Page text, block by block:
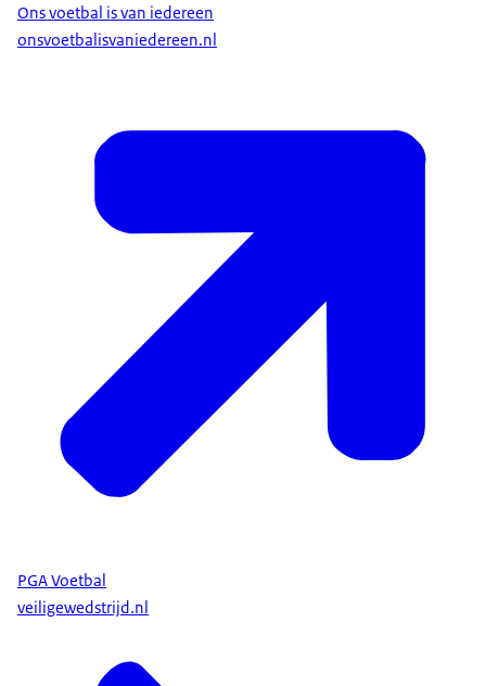
Ons voetbal is van iedereen
onsvoetbalisvaniedereen.nl
PGA Voetbal
veiligewedstrijd.nl